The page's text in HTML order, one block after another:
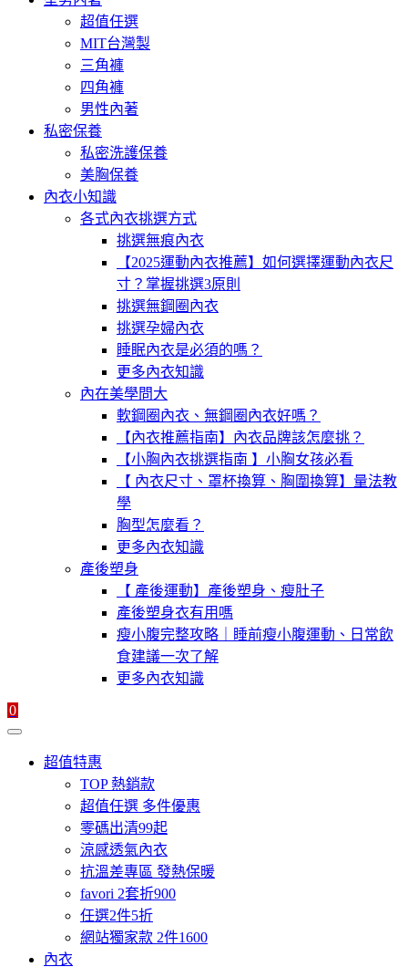
超值任選
MIT台灣製
三角褲
四角褲
男性內著
私密保養
私密洗護保養
美胸保養
內衣小知識
各式內衣挑選方式
挑選無痕內衣
【2025運動內衣推薦】如何選擇運動內衣尺
寸？掌握挑選3原則
挑選無鋼圈內衣
挑選孕婦內衣
睡眠內衣是必須的嗎？
更多內衣知識
內在美學問大
軟鋼圈內衣、無鋼圈內衣好嗎？
【內衣推薦指南】內衣品牌該怎麼挑？
【小胸內衣挑選指南 】小胸女孩必看
【 內衣尺寸、罩杯換算、胸圍換算】量法教
學
胸型怎麼看？
更多內衣知識
產後塑身
【 產後運動】產後塑身、瘦肚子
產後塑身衣有用嗎
瘦小腹完整攻略｜睡前瘦小腹運動、日常飲
食建議一次了解
更多內衣知識
0
超值特惠
TOP 熱銷款
超值任選 多件優惠
零碼出清99起
涼感透氣內衣
抗溫差專區 發熱保暖
favori 2套折900
任選2件5折
網站獨家款 2件1600
內衣